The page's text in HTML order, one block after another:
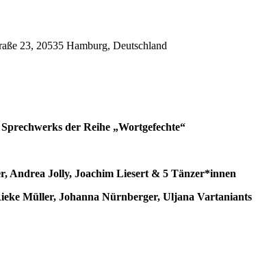
23, 20535 Hamburg, Deutschland
der Reihe „Wortgefechte“
Andrea Jolly, Joachim Liesert & 5 Tänzer*innen
Müller, Johanna Nürnberger, Uljana Vartaniants